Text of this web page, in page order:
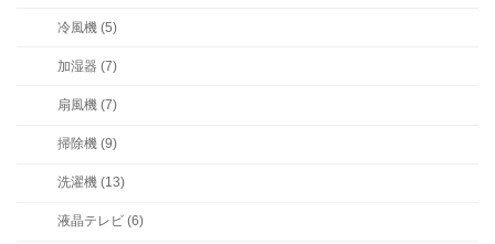
冷風機 (5)
加湿器 (7)
扇風機 (7)
掃除機 (9)
洗濯機 (13)
液晶テレビ (6)